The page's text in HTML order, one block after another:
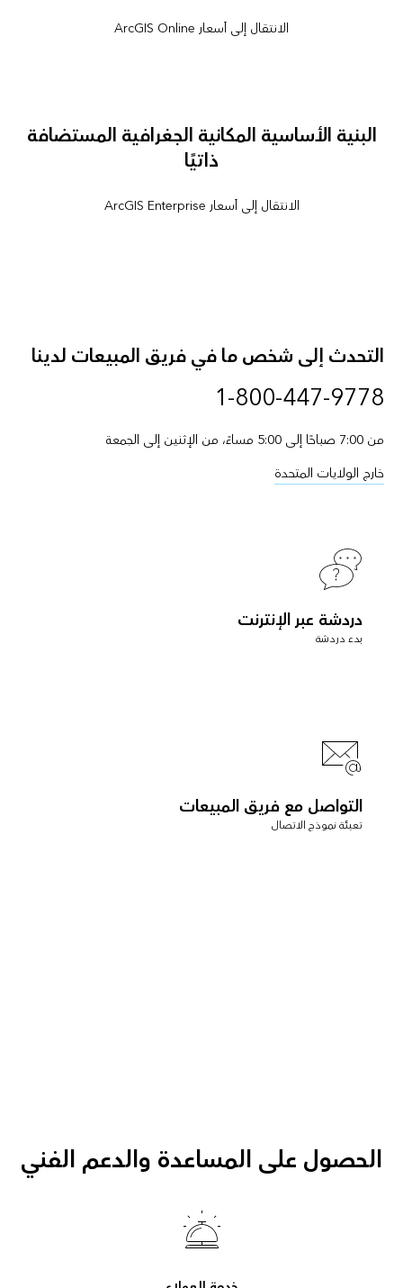
الانتقال إلى أسعار ArcGIS Online
البنية الأساسية المكانية الجغرافية المستضافة
ذاتيًا
الانتقال إلى أسعار ArcGIS Enterprise
التحدث إلى شخص ما في فريق المبيعات لدينا
1-800-447-9778
من 7:00 صباحًا إلى 5:00 مساءً، من الإثنين إلى الجمعة
خارج الولايات المتحدة
دردشة عبر الإنترنت
بدء دردشة
التواصل مع فريق المبيعات
تعبئة نموذج الاتصال
الحصول على المساعدة والدعم الفني